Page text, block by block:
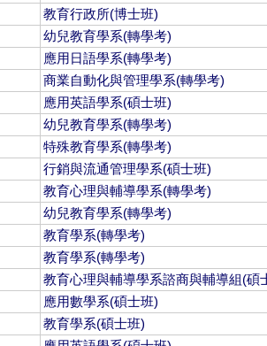
教育行政所(博士班)
幼兒教育學系(轉學考)
應用日語學系(轉學考)
商業自動化與管理學系(轉學考)
應用英語學系(碩士班)
幼兒教育學系(轉學考)
特殊教育學系(轉學考)
行銷與流通管理學系(碩士班)
教育心理與輔導學系(轉學考)
幼兒教育學系(轉學考)
教育學系(轉學考)
教育學系(轉學考)
教育心理與輔導學系諮商與輔導組(碩
應用數學系(碩士班)
教育學系(碩士班)